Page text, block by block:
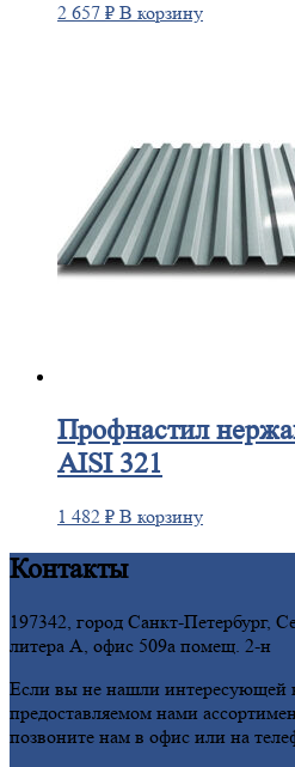
2 657 ₽ В корзину
Профнастил
AISI 321
1 482 ₽ В корзину
Контакты
197342, город Санкт-Петербург,
литера А, офис 509а помещ. 2-н
Если вы не нашли интересующей
предоставляемом нами
позвоните нам в офис или на